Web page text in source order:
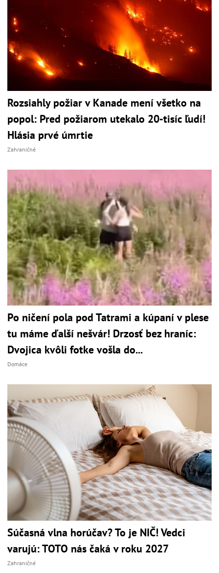
Rozsiahly požiar v Kanade mení všetko na
popol: Pred požiarom utekalo 20-tisíc ľudí!
Hlásia prvé úmrtie
Zahraničné
Po ničení pola pod Tatrami a kúpaní v plese
tu máme ďalší nešvár! Drzosť bez hraníc:
Dvojica kvôli fotke vošla do...
Domáce
Súčasná vlna horúčav? To je NIČ! Vedci
varujú: TOTO nás čaká v roku 2027
Zahraničné